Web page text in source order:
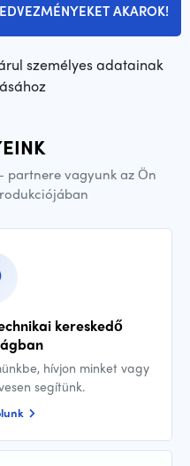
AKAROK!
személyes adatainak
partnere vagyunk az Ön
kereskedő
hívjon minket vagy
segítünk.